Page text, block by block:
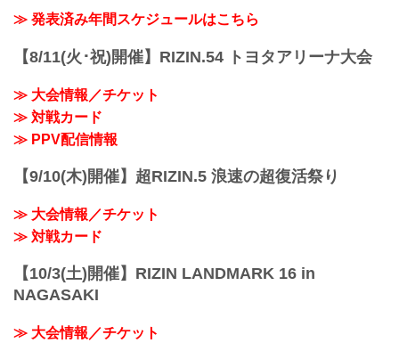
≫ 発表済み年間スケジュールはこちら
【8/11(火･祝)開催】RIZIN.54 トヨタアリーナ大会
≫ 大会情報／チケット
≫ 対戦カード
≫ PPV配信情報
【9/10(木)開催】超RIZIN.5 浪速の超復活祭り
≫ 大会情報／チケット
≫ 対戦カード
【10/3(土)開催】RIZIN LANDMARK 16 in
NAGASAKI
≫ 大会情報／チケット